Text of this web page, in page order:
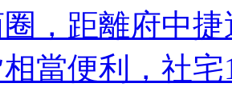
，距離府中
當便利，社